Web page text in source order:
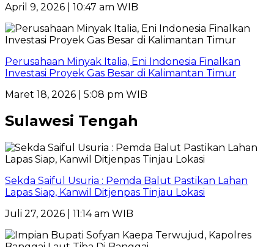
April 9, 2026 | 10:47 am WIB
Perusahaan Minyak Italia, Eni Indonesia Finalkan
Investasi Proyek Gas Besar di Kalimantan Timur
Maret 18, 2026 | 5:08 pm WIB
Sulawesi Tengah
Sekda Saiful Usuria : Pemda Balut Pastikan Lahan
Lapas Siap, Kanwil Ditjenpas Tinjau Lokasi
Juli 27, 2026 | 11:14 am WIB